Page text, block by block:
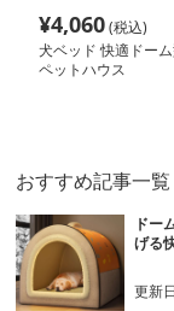
¥4,060(税込)
犬ベッド 快適ドー
ペットハウス
おすすめ記事一覧
ドー
げる
更新